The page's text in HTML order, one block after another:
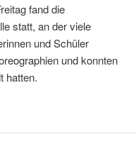
fand die
statt, an der viele
und Schüler
und konnten
hatten.